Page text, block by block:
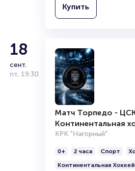
Купить
18
сент.
пт, 19:30
Матч Торпедо -
Континентальная
КРК "Нагорный"
0+ 2 часа Спорт
Континентальная